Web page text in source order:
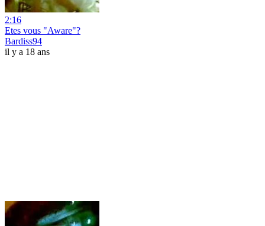
2:16
Etes vous "Aware"?
Bardiss94
il y a 18 ans